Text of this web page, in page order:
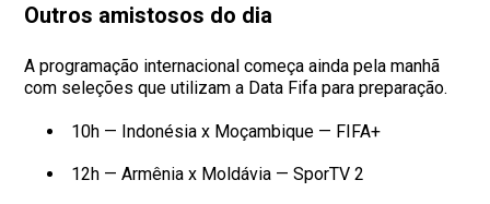
Outros amistosos do dia
A programação internacional começa ainda pela manhã
com seleções que utilizam a Data Fifa para preparação.
10h — Indonésia x Moçambique — FIFA+
12h — Armênia x Moldávia — SporTV 2